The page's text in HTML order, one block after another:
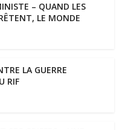
– QUAND LES
LE MONDE
LA GUERRE
RIF